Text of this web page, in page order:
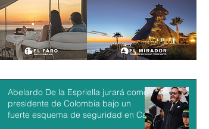
Abelardo De la Espriella jurará como
presidente de Colombia bajo un
fuerte esquema de seguridad en Cali